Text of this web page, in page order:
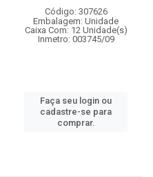
Código: 307626
Embalagem: Unidade
Caixa Com: 12 Unidade(s)
Inmetro: 003745/09
Faça seu login ou
cadastre-se para
comprar.